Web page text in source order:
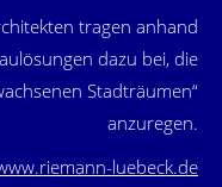
tragen anhand
dazu bei, die
Stadträumen“
anzuregen.
luebeck.de